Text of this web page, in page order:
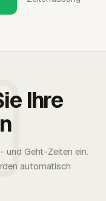
Ihre
und Geht-Zeiten ein.
automatisch